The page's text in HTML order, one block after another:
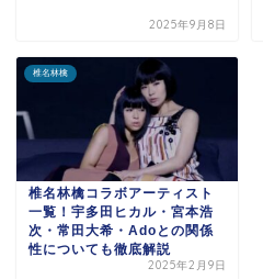
2025年9月8日
椎名林檎
椎名林檎コラボアーティスト
一覧！宇多田ヒカル・宮本浩
次・常田大希・Adoとの関係
性についても徹底解説
2025年2月9日